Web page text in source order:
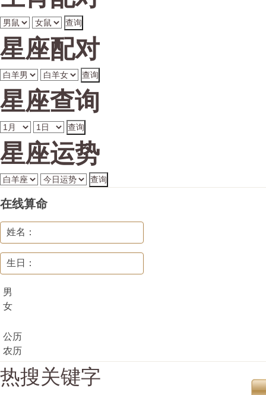
星座配对
星座查询
星座运势
在线算命
姓名：
生日：
男
女
公历
农历
热搜关键字